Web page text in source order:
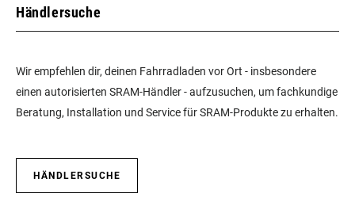
Händlersuche
Wir empfehlen dir, deinen Fahrradladen vor Ort - insbesondere
einen autorisierten SRAM-Händler - aufzusuchen, um fachkundige
Beratung, Installation und Service für SRAM-Produkte zu erhalten.
HÄNDLERSUCHE